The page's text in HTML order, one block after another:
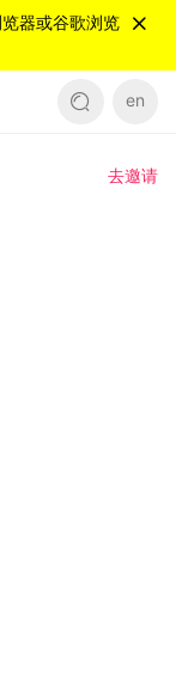
器或谷歌浏览
en
去邀请